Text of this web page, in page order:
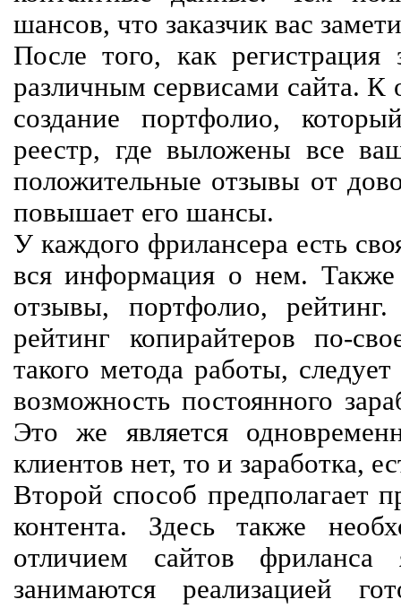
шансов, что заказчик вас
После того, как регистрация
различным сервисами сайта. К
создание портфолио,
реестр, где выложены все
положительные отзывы от
повышает его шансы.
У каждого фрилансера есть
вся информация о нем. Также
отзывы, портфолио,
рейтинг копирайтеров по-
такого метода работы,
возможность постоянного
Это же является
клиентов нет, то и заработка,
Второй способ предполагает
контента. Здесь также
отличием сайтов
занимаются реализацией